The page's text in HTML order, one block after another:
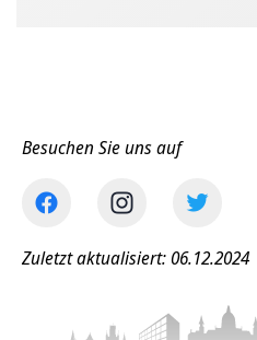
Besuchen Sie uns auf
Zuletzt aktualisiert: 06.12.2024